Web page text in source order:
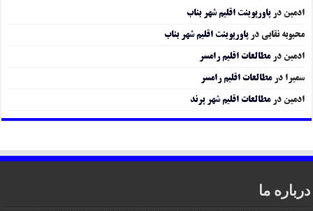
ادمین درپاورپوینت اقلیم شهر بناب
محبوبه نقابی درپاورپوینت اقلیم شهر بناب
ادمین درمطالعات اقلیم رامسر
سمیرا درمطالعات اقلیم رامسر
ادمین درمطالعات اقلیم شهر پرند
درباره ما